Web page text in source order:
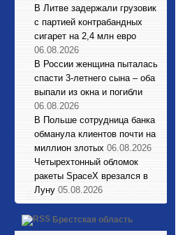
В Литве задержали грузовик
с партией контрабандных
сигарет на 2,4 млн евро
06.08.2026
В России женщина пыталась
спасти 3-летнего сына – оба
выпали из окна и погибли
06.08.2026
В Польше сотрудница банка
обманула клиентов почти на
миллион злотых 06.08.2026
Четырехтонный обломок
ракеты SpaceX врезался в
Луну 05.08.2026
Брестская область